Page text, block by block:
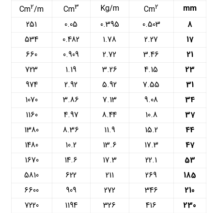
mm
Cm2
Kg/m
Cm3
Cm2/m
8
0.503
0.395
0.05
251
17
2.27
1.78
0.482
534
21
3.46
2.72
0.909
660
23
4.15
3.26
1.19
723
31
7.55
5.92
2.92
974
34
9.08
7.13
3.86
1070
37
10.8
8.44
4.97
1160
44
15.2
11.9
8.36
1380
47
17.3
13.6
10.2
1480
53
22.1
17.3
14.6
1670
185
269
211
622
5810
210
346
272
909
6600
230
416
326
1194
7220